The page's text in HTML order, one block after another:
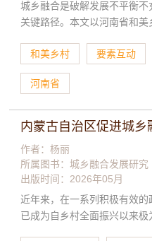
引导等多重模式带领周围人
学习、思想意识提升、政府政
城乡融合是破解发展不平衡
关键路径。本文以河南省和
现，城乡融合的核心在于构
而和美乡村建设需遵循“乡村
并举的双重路径。基于对河
能型”“精神引领型”三类差异
地域条件下城市要素引入、
样性，以及地方资源禀赋与制
用。从健全协同治理体系、构
动力三个维度提出优化路径，
与精准化，为和美乡村建设
和美乡村 要素互动
河南省
内蒙古自治区促进城
作者：杨丽
所属图书： 城乡融合发展研究
出版时间：2026年05月
近年来，在一系列积极有效
已成为自乡村全面振兴以来